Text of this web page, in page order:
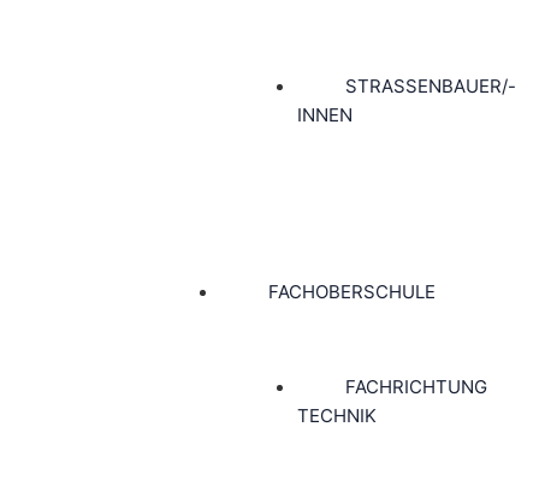
STRASSENBAUER/-I
NNEN
FACHOBERSCHULE
FACHRICHTUNG
TECHNIK